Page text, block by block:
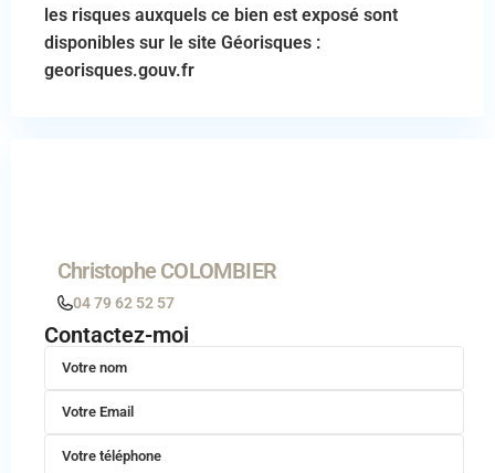
les risques auxquels ce bien est exposé sont
disponibles sur le site Géorisques :
georisques.gouv.fr
Christophe COLOMBIER
04 79 62 52 57
Contactez-moi